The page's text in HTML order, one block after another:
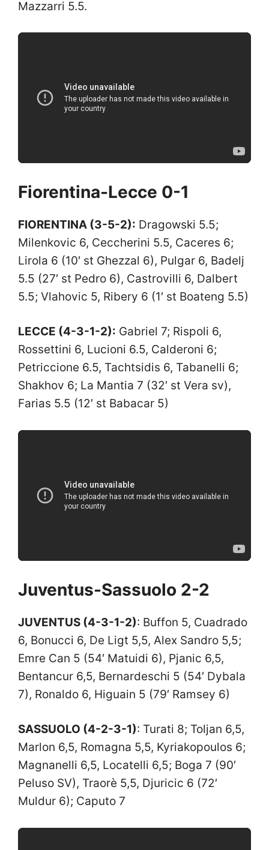
Mazzarri 5.5.
Fiorentina-Lecce 0-1
FIORENTINA (3-5-2): Dragowski 5.5;
Milenkovic 6, Ceccherini 5.5, Caceres 6;
Lirola 6 (10′ st Ghezzal 6), Pulgar 6, Badelj
5.5 (27′ st Pedro 6), Castrovilli 6, Dalbert
5.5; Vlahovic 5, Ribery 6 (1′ st Boateng 5.5)
LECCE (4-3-1-2): Gabriel 7; Rispoli 6,
Rossettini 6, Lucioni 6.5, Calderoni 6;
Petriccione 6.5, Tachtsidis 6, Tabanelli 6;
Shakhov 6; La Mantia 7 (32′ st Vera sv),
Farias 5.5 (12′ st Babacar 5)
Juventus-Sassuolo 2-2
JUVENTUS (4-3-1-2): Buffon 5, Cuadrado
6, Bonucci 6, De Ligt 5,5, Alex Sandro 5,5;
Emre Can 5 (54′ Matuidi 6), Pjanic 6,5,
Bentancur 6,5, Bernardeschi 5 (54′ Dybala
7), Ronaldo 6, Higuain 5 (79′ Ramsey 6)
SASSUOLO (4-2-3-1): Turati 8; Toljan 6,5,
Marlon 6,5, Romagna 5,5, Kyriakopoulos 6;
Magnanelli 6,5, Locatelli 6,5; Boga 7 (90′
Peluso SV), Traorè 5,5, Djuricic 6 (72′
Muldur 6); Caputo 7